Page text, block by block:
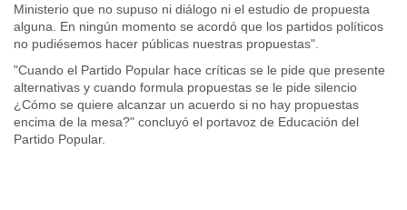
Ministerio que no supuso ni diálogo ni el estudio de propuesta
alguna. En ningún momento se acordó que los partidos políticos
no pudiésemos hacer públicas nuestras propuestas".
"Cuando el Partido Popular hace críticas se le pide que presente
alternativas y cuando formula propuestas se le pide silencio
¿Cómo se quiere alcanzar un acuerdo si no hay propuestas
encima de la mesa?" concluyó el portavoz de Educación del
Partido Popular.